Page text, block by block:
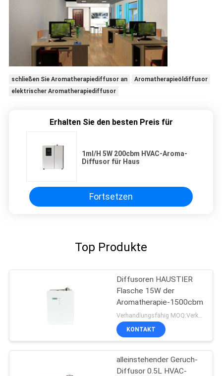
schließen Sie Aromatherapiediffusor an
Aromatherapieöldiffusor
elektrischer Aromatherapiediffusor
Erhalten Sie den besten Preis für
1ml/H 5W 200cbm HVAC-Aroma-
Diffusor für Haus
Fortsetzen
Top Produkte
Diffusoren HAUSTIER
Flasche 15W der
Aromatherapie-1500cbm
Verhandlungsfähig MOQ:Verkäuflich
KONTAKT
alleinstehender Geruch-
Diffusor 0.5L HVAC-